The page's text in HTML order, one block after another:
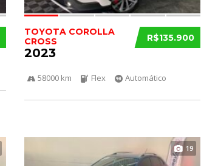
R$135.900
TOYOTA COROLLA
CROSS
2023
58000 km Flex Automático
19